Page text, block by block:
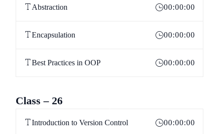
Abstraction 00:00:00
Encapsulation 00:00:00
Best Practices in OOP 00:00:00
Class – 26
Introduction to Version Control 00:00:00